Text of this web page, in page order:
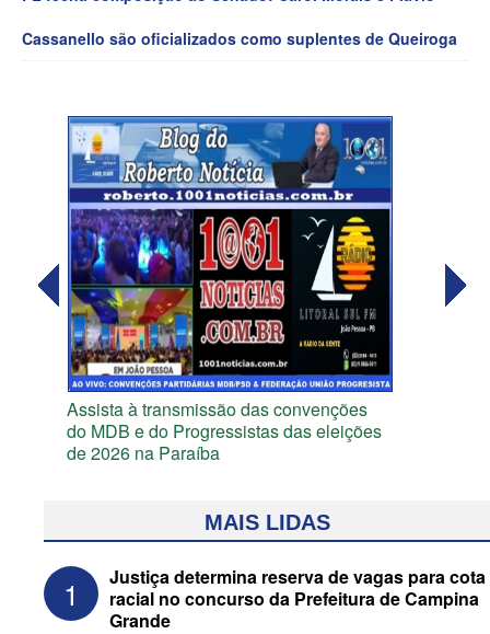
Cassanello são oficializados como suplentes de Queiroga
Assista à transmissão das convenções
do MDB e do Progressistas das eleições
de 2026 na Paraíba
MAIS LIDAS
1
Justiça determina reserva de vagas para cota
racial no concurso da Prefeitura de Campina
Grande